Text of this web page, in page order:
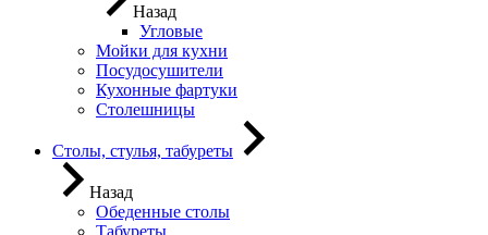
Назад
Угловые
Мойки для кухни
Посудосушители
Кухонные фартуки
Столешницы
Столы, стулья, табуреты
Назад
Обеденные столы
Табуреты